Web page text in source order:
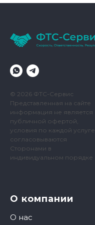
© 2026 ФТС-Сервис
Представленная на сайте
информация не является
публичной офертой,
условия по каждой услуге
согласовываются
Сторонами в
индивидуальном порядке
О компании
О нас